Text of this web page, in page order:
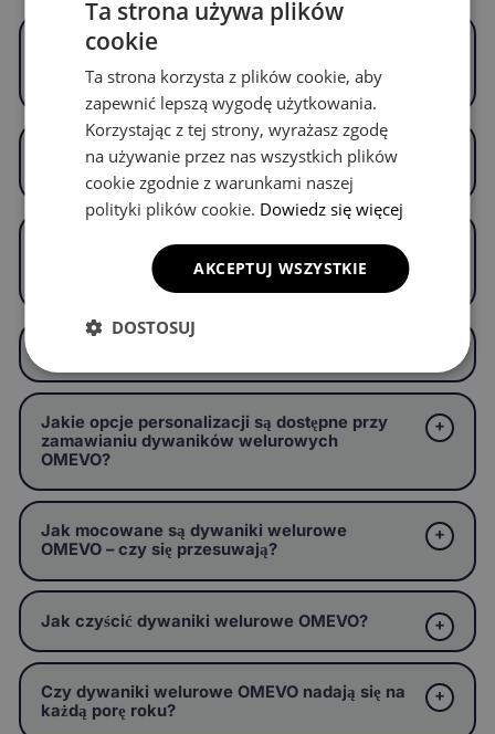
Czym są dywaniki welurowe OMEVO i czym
welurowych?
Z jakiego weluru wykonane są dywaniki
welurowe OMEVO?
Czy dywaniki welurowe OMEVO są
dopasowane do konkretnego modelu
Jakie opcje personalizacji są dostępne przy
zamawianiu dywaników welurowych
OMEVO?
Jak mocowane są dywaniki welurowe
OMEVO – czy się przesuwają?
Jak czyścić dywaniki welurowe OMEVO?
Czy dywaniki welurowe OMEVO nadają się na
każdą porę roku?
Ta strona używa plików
cookie
Ta strona korzysta z plików cookie, aby
zapewnić lepszą wygodę użytkowania.
Korzystając z tej strony, wyrażasz zgodę
na używanie przez nas wszystkich plików
cookie zgodnie z warunkami naszej
polityki plików cookie. Dowiedz się więcej
AKCEPTUJ WSZYSTKIE
DOSTOSUJ